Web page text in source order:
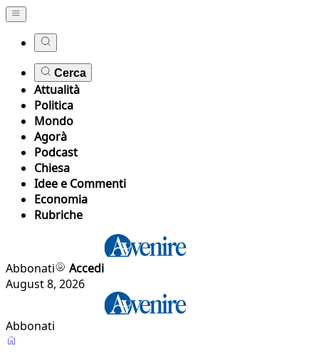
Cerca
Attualità
Politica
Mondo
Agorà
Podcast
Chiesa
Idee e Commenti
Economia
Rubriche
Abbonati
Accedi
August 8, 2026
Abbonati